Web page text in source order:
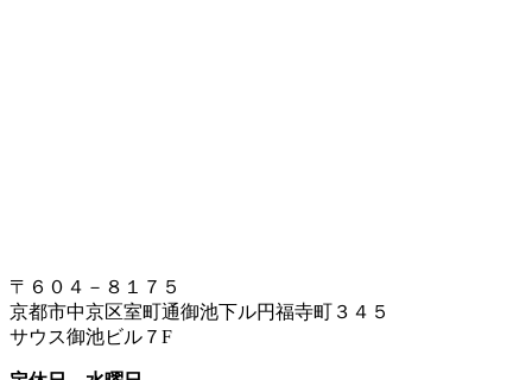
〒６０４－８１７５
京都市中京区室町通御池下ル円福寺町３４５
サウス御池ビル７F